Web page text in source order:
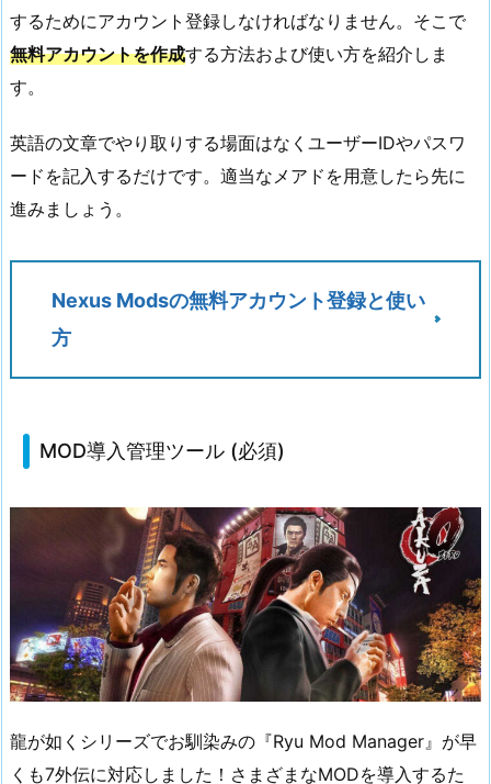
するためにアカウント登録しなければなりません。そこで
無料アカウントを作成する方法および使い方を紹介しま
す。
英語の文章でやり取りする場面はなくユーザーIDやパスワ
ードを記入するだけです。適当なメアドを用意したら先に
進みましょう。
Nexus Modsの無料アカウント登録と使い
方
MOD導入管理ツール (必須)
龍が如くシリーズでお馴染みの『Ryu Mod Manager』が早
くも7外伝に対応しました！さまざまなMODを導入するた